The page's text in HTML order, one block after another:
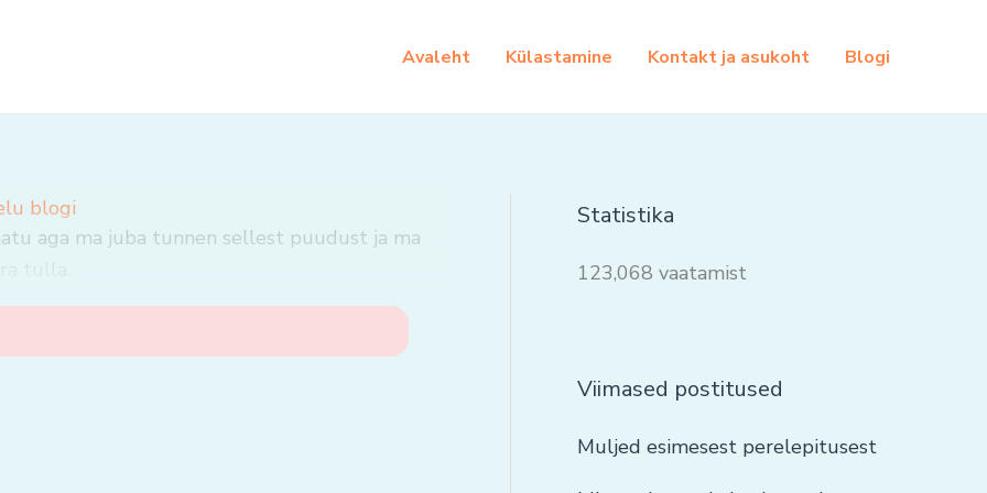
Avaleht Külastamine Kontakt ja asukoht Blogi
blogi
aga ma juba tunnen sellest puudust ja ma
Statistika
123,068 vaatamist
Viimased postitused
Muljed esimesest perelepitusest